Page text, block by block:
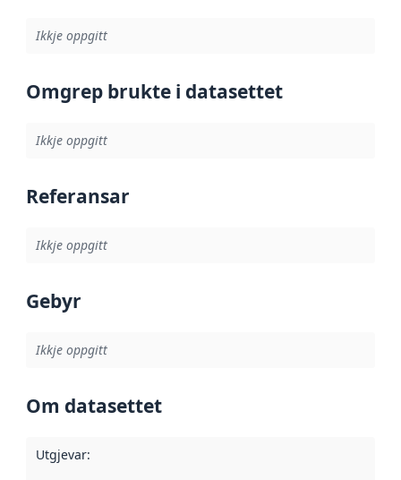
Ikkje oppgitt
Omgrep brukte i datasettet
Ikkje oppgitt
Referansar
Ikkje oppgitt
Gebyr
Ikkje oppgitt
Om datasettet
Utgjevar: